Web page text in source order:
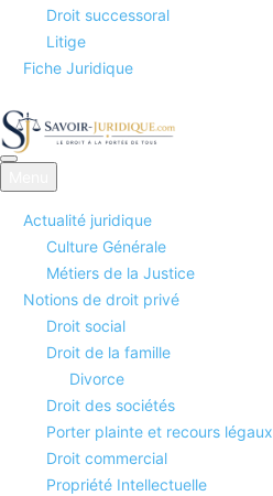
Droit successoral
Litige
Fiche Juridique
Savoirs juridiques
Actualité juridique
Culture Générale
Métiers de la Justice
Notions de droit privé
Droit social
Droit de la famille
Divorce
Droit des sociétés
Porter plainte et recours légaux
Droit commercial
Propriété Intellectuelle